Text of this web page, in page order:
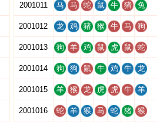
2001011 马 马 蛇 鼠 牛 猪 兔
2001012 龙 鸡 猪 猴 牛 马 狗
2001013 狗 羊 鸡 鼠 虎 鼠 蛇
2001014 狗 狗 鼠 牛 鸡 牛 龙
2001015 羊 猴 龙 虎 虎 牛 羊
2001016 蛇 羊 猴 马 蛇 猪 猴